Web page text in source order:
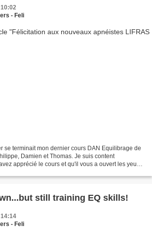
- Feli
se terminait mon dernier cours DAN Equilibrage de
Damien et Thomas. Je suis content
apprécié le cours et qu'il vous a ouvert les yeux
still training EQ skills!
- Feli